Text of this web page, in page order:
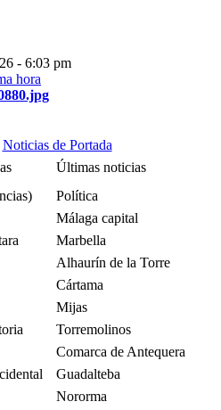
- 6:03 pm
Noticias de Portada
Últimas noticias
Política
Málaga capital
Marbella
Alhaurín de la Torre
Cártama
Mijas
Torremolinos
Comarca de Antequera
Guadalteba
Nororma